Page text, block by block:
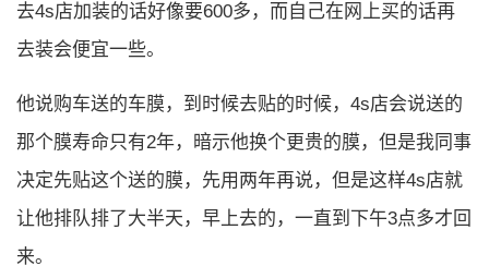
去4s店加装的话好像要600多，而自己在网上买的话再
去装会便宜一些。
他说购车送的车膜，到时候去贴的时候，4s店会说送的
那个膜寿命只有2年，暗示他换个更贵的膜，但是我同事
决定先贴这个送的膜，先用两年再说，但是这样4s店就
让他排队排了大半天，早上去的，一直到下午3点多才回
来。